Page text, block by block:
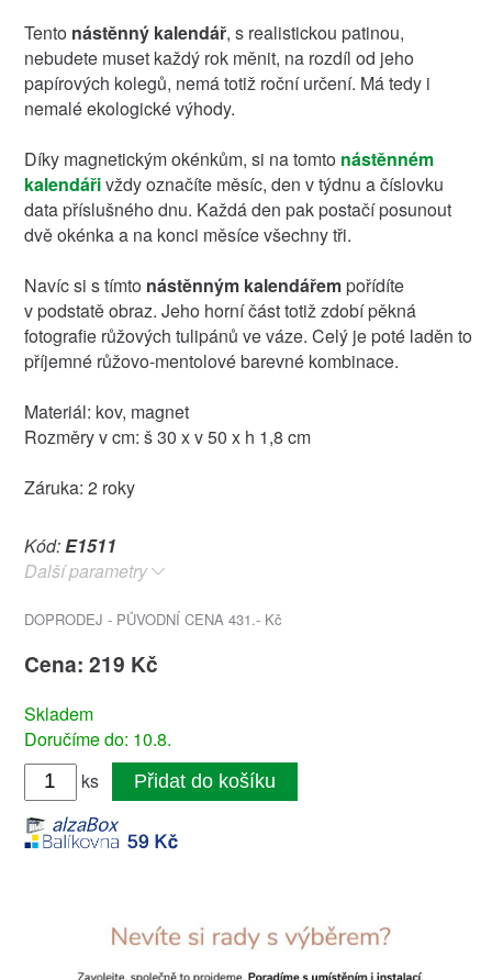
Tento nástěnný kalendář, s realistickou patinou,
nebudete muset každý rok měnit, na rozdíl od jeho
papírových kolegů, nemá totiž roční určení. Má tedy i
nemalé ekologické výhody.
Díky magnetickým okénkům, si na tomto nástěnném
kalendářivždy označíte měsíc, den v týdnu a číslovku
data příslušného dnu. Každá den pak postačí posunout
dvě okénka a na konci měsíce všechny tři.
Navíc si s tímto nástěnným kalendářempořídíte
v podstatě obraz. Jeho horní část totiž zdobí pěkná
fotografie růžových tulipánů ve váze. Celý je poté laděn to
příjemné růžovo-mentolové barevné kombinace.
Materiál: kov, magnet
Rozměry v cm: š 30 x v 50 x h 1,8 cm
Záruka: 2 roky
Kód:E1511
Další parametry
DOPRODEJ - PŮVODNÍ CENA 431.- Kč
Cena: 219 Kč
Skladem
Doručíme do: 10.8.
ks
Přidat do košíku